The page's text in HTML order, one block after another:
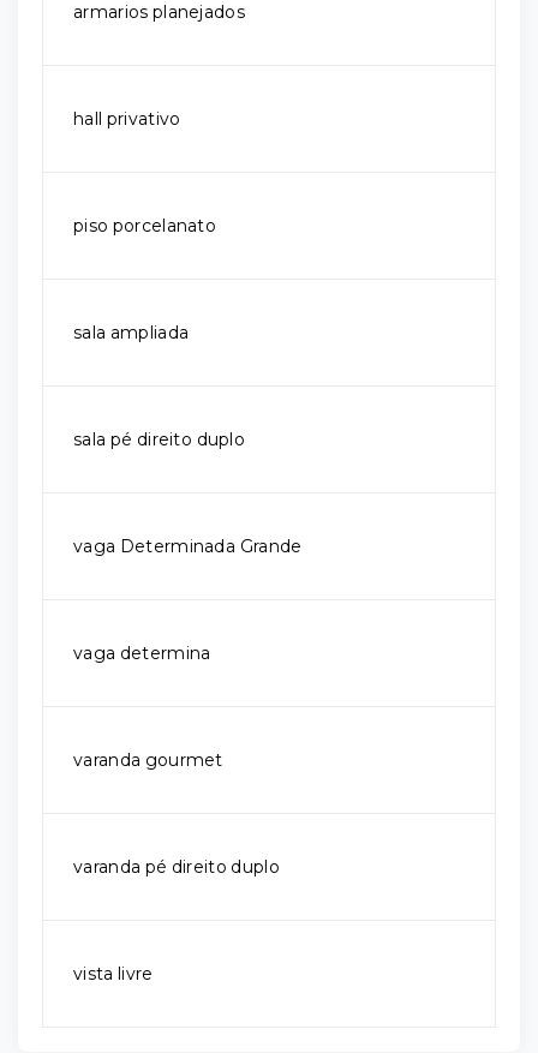
armarios planejados
hall privativo
piso porcelanato
sala ampliada
sala pé direito duplo
vaga Determinada Grande
vaga determina
varanda gourmet
varanda pé direito duplo
vista livre